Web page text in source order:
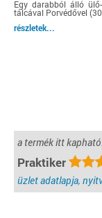
Egy darabból álló
tálcával Porvédővel
részletek...
a termék itt
Praktiker
üzlet adatlapja,